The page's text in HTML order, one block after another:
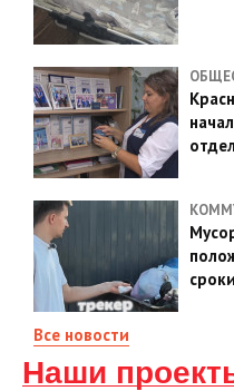
Все новости
Наши